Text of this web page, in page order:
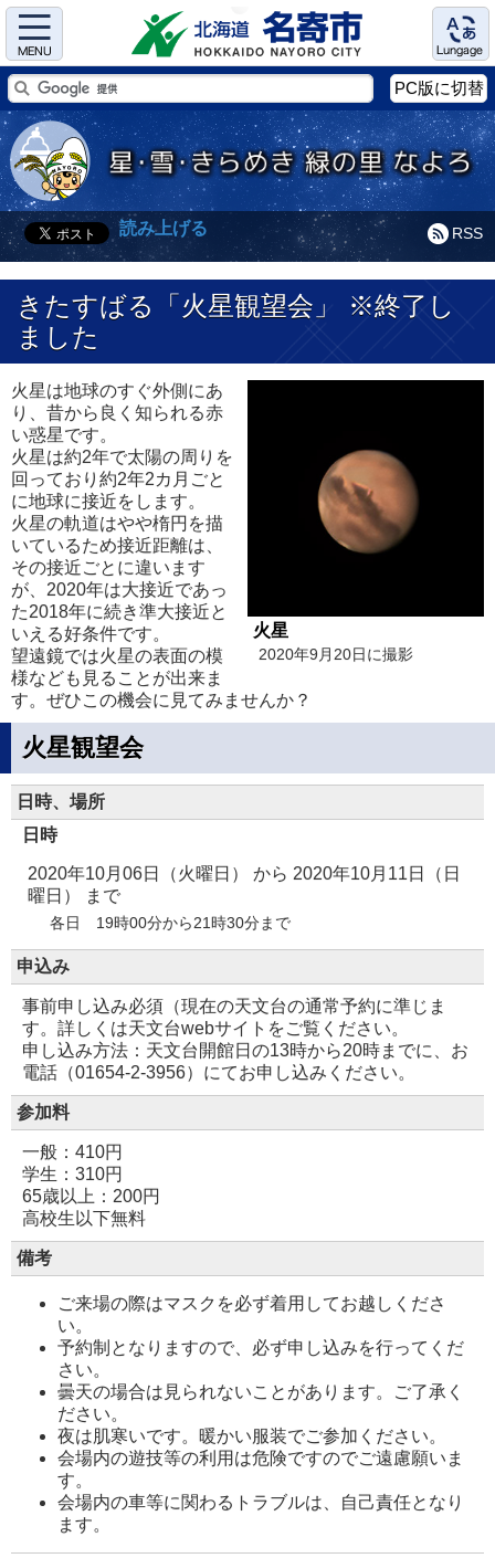
Menu Language
PC版に切替
RSS
読み上げる
きたすばる「火星観望会」 ※終了し
ました
火星
2020年9月20日に撮影
火星は地球のすぐ外側にあ
り、昔から良く知られる赤
い惑星です。
火星は約2年で太陽の周りを
回っており約2年2カ月ごと
に地球に接近をします。
火星の軌道はやや楕円を描
いているため接近距離は、
その接近ごとに違います
が、2020年は大接近であっ
た2018年に続き準大接近と
いえる好条件です。
望遠鏡では火星の表面の模
様なども見ることが出来ま
す。ぜひこの機会に見てみませんか？
火星観望会
日時、場所
日時
2020年10月06日（火曜日） から 2020年10月11日（日
曜日）
まで
各日 19時00分から21時30分まで
申込み
事前申し込み必須（現在の天文台の通常予約に準じま
す。詳しくは天文台webサイトをご覧ください。
申し込み方法：天文台開館日の13時から20時までに、お
電話（01654-2-3956）にてお申し込みください。
参加料
一般：410円
学生：310円
65歳以上：200円
高校生以下無料
備考
ご来場の際はマスクを必ず着用してお越しくださ
い。
予約制となりますので、必ず申し込みを行ってくだ
さい。
曇天の場合は見られないことがあります。ご了承く
ださい。
夜は肌寒いです。暖かい服装でご参加ください。
会場内の遊技等の利用は危険ですのでご遠慮願いま
す。
会場内の車等に関わるトラブルは、自己責任となり
ます。